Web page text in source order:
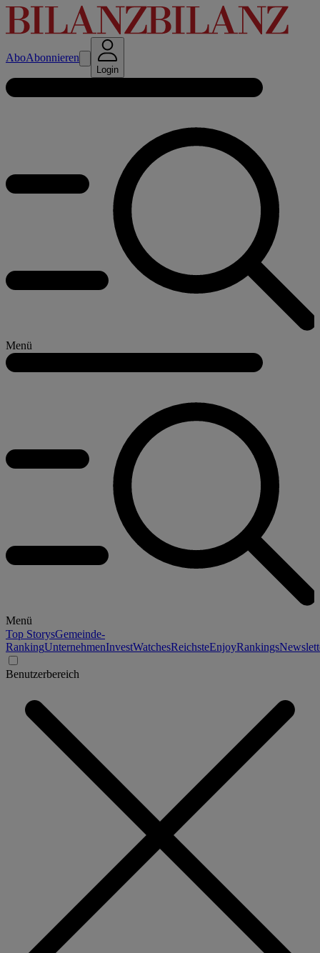
AboAbonnieren
Login
Menü
Menü
Top StorysGemeinde-
RankingUnternehmenInvestWatchesReichsteEnjoyRankings
Benutzerbereich